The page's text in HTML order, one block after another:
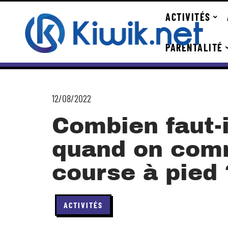
ACTIVITÉS
PARENTALITÉ
12/08/2022
Combien
quand on
course à pied
ACTIVITÉS